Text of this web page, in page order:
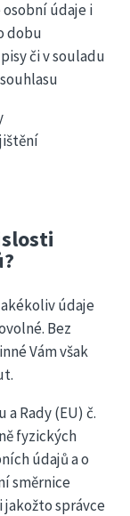
údaje i
dobu
či v souladu
údaje
Bez
Vám však
Rady (EU) č.
fyzických
údajů a o
směrnice
jakožto správce